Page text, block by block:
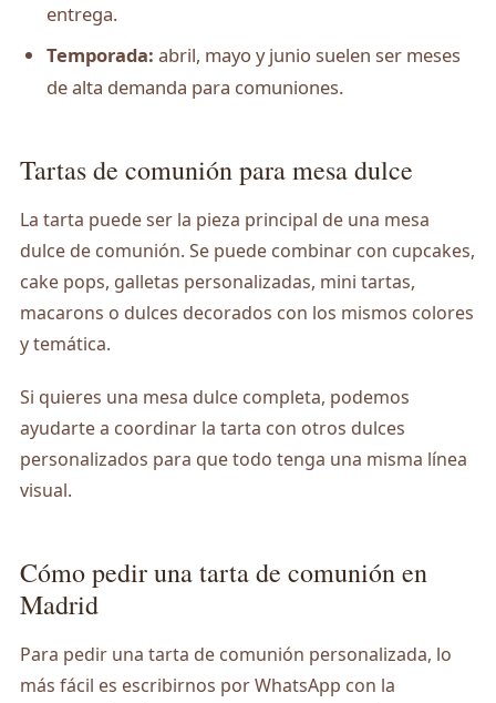
entrega.
Temporada: abril, mayo y junio suelen ser meses
de alta demanda para comuniones.
Tartas de comunión para mesa dulce
La tarta puede ser la pieza principal de una mesa
dulce de comunión. Se puede combinar con cupcakes,
cake pops, galletas personalizadas, mini tartas,
macarons o dulces decorados con los mismos colores
y temática.
Si quieres una mesa dulce completa, podemos
ayudarte a coordinar la tarta con otros dulces
personalizados para que todo tenga una misma línea
visual.
Cómo pedir una tarta de comunión en
Madrid
Para pedir una tarta de comunión personalizada, lo
más fácil es escribirnos por WhatsApp con la